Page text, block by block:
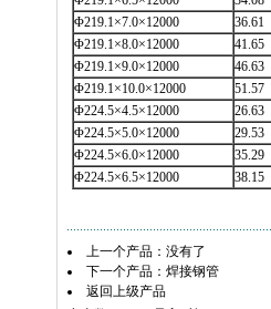
Φ219.1×7.0×12000
36.61
Φ219.1×8.0×12000
41.65
Φ219.1×9.0×12000
46.63
Φ219.1×10.0×12000
51.57
Φ224.5×4.5×12000
26.63
Φ224.5×5.0×12000
29.53
Φ224.5×6.0×12000
35.29
Φ224.5×6.5×12000
38.15
上一个产品：没有了
下一个产品： 焊接钢管
返回上级产品